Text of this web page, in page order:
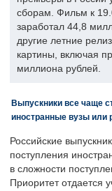
сборам. Фильм к
заработал 44,8
другие летние
картины, включая
миллиона рублей.
Выпускники все чаще
иностранные вузы или
Российские
поступления
в сложности
Приоритет отдается